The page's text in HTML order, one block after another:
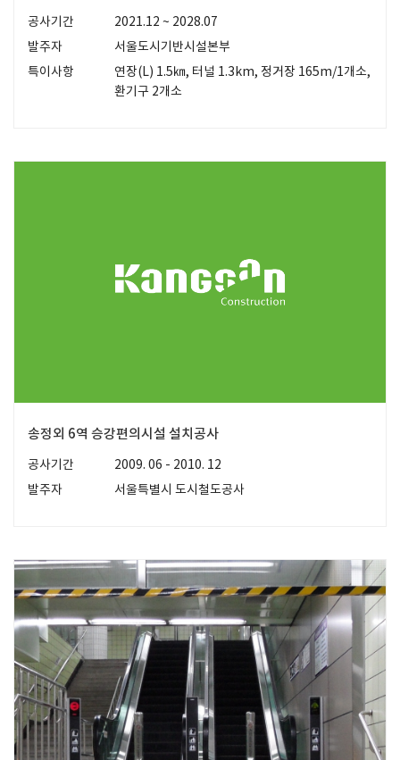
공사기간
2021.12 ~ 2028.07
발주자
서울도시기반시설본부
특이사항
연장(L) 1.5㎞, 터널 1.3km, 정거장 165m/1개소,
환기구 2개소
송정외 6역 승강편의시설 설치공사
공사기간
2009. 06 - 2010. 12
발주자
서울특별시 도시철도공사